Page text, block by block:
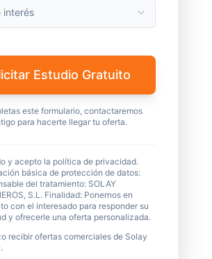
interés
Estudio Gratuito
este formulario, contactaremos
para hacerte llegar tu oferta.
y acepto la política de privacidad.
básica de protección de datos:
del tratamiento: SOLAY
S.L. Finalidad: Ponernos en
con el interesado para responder su
y ofrecerle una oferta personalizada.
recibir ofertas comerciales de Solay